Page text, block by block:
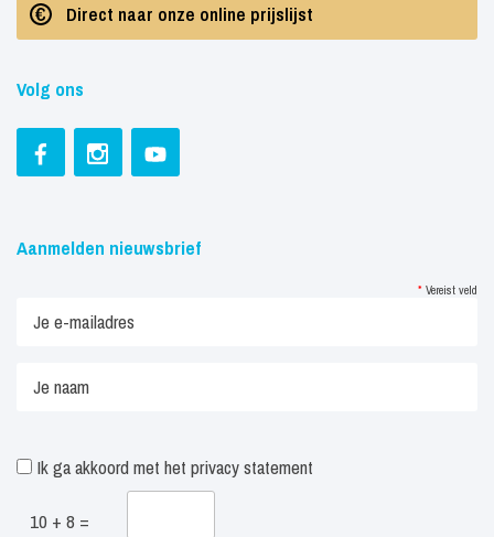
Direct naar onze online prijslijst
Volg ons
Aanmelden nieuwsbrief
* Vereist veld
Ik ga akkoord met het privacy statement
10 + 8 =